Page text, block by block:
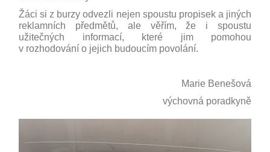
Žáci si z burzy odvezli nejen spoustu propisek a jiných
reklamních předmětů, ale věřím, že i spoustu
užitečných informací, které jim pomohou
v rozhodování o jejich budoucím povolání.
Marie Benešová
výchovná poradkyně